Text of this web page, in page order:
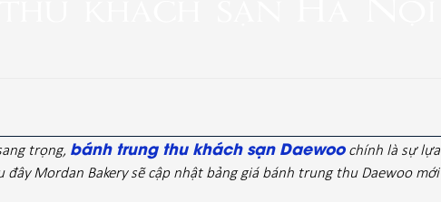
trọng, bánh trung thu khách sạn Daewoochính là sự lựa
Mordan Bakery sẽ cập nhật bảng giá bánh trung thu Daewoo mới